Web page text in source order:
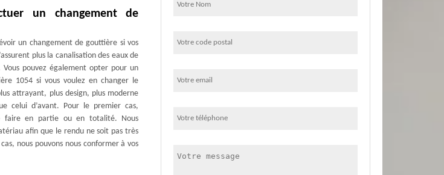
un changement de
un changement de gouttière si vos
plus la canalisation des eaux de
Vous pouvez également opter pour un
1054 si vous voulez en changer le
attrayant, plus design, plus moderne
celui d’avant. Pour le premier cas,
faire en partie ou en totalité. Nous
afin que le rendu ne soit pas très
nous pouvons nous conformer à vos